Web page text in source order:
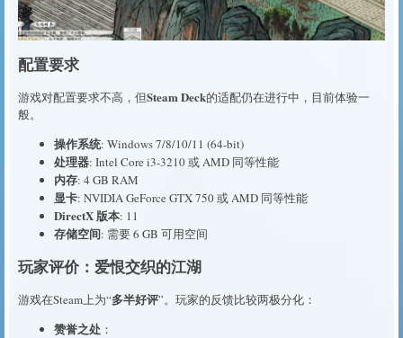
配置要求
游戏对配置要求不高，但Steam Deck的适配仍在进行中，目前体验一
般。
操作系统: Windows 7/8/10/11 (64-bit)
处理器: Intel Core i3-3210 或 AMD 同等性能
内存: 4 GB RAM
显卡: NVIDIA GeForce GTX 750 或 AMD 同等性能
DirectX 版本: 11
存储空间: 需要 6 GB 可用空间
玩家评价：爱恨交织的江湖
游戏在Steam上为“多半好评”。玩家的反馈比较两极分化：
赞誉之处 ：